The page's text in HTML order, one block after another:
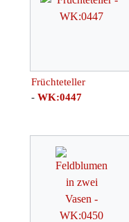
Früchteteller
- WK:0447